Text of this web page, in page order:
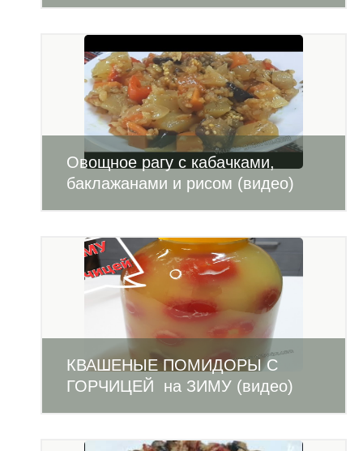
Овощное рагу с кабачками,
баклажанами и рисом (видео)
КВАШЕНЫЕ ПОМИДОРЫ С
ГОРЧИЦЕЙ на ЗИМУ (видео)